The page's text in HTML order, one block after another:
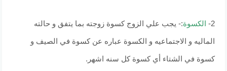
2- الكسوة:- يجب علي الزوج كسوة زوجته بما يتفق و حالته
الماليه و الاجتماعيه و الكسوة عباره عن كسوة في الصيف و
كسوة في الشتاء أي كسوة كل سنه اشهر.